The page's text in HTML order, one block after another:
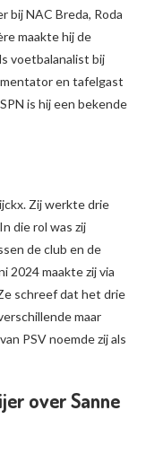
bij NAC Breda, Roda
maakte hij de
voetbalanalist bij
en tafelgast
is hij een bekende
Zij werkte drie
die rol was zij
de club en de
2024 maakte zij via
schreef dat het drie
maar
PSV noemde zij als
over Sanne